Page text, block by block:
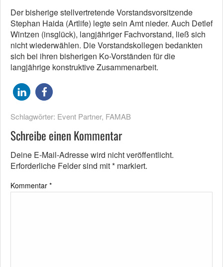
Der bisherige stellvertretende Vorstandsvorsitzende
Stephan Haida (Artlife) legte sein Amt nieder. Auch Detlef
Wintzen (insglück), langjähriger Fachvorstand, ließ sich
nicht wiederwählen. Die Vorstandskollegen bedankten
sich bei ihren bisherigen Ko-Vorständen für die
langjährige konstruktive Zusammenarbeit.
Schlagwörter: Event Partner, FAMAB
Schreibe einen Kommentar
Deine E-Mail-Adresse wird nicht veröffentlicht.
Erforderliche Felder sind mit* markiert.
Kommentar *